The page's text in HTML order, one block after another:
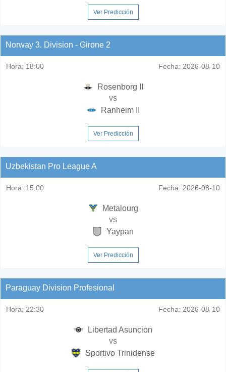
Ver Predicción
Norway 3. Division - Girone 2
Hora: 18:00 Fecha: 2026-08-10
Rosenborg II
vs
Ranheim II
Ver Predicción
Uzbekistan Pro League A
Hora: 15:00 Fecha: 2026-08-10
Metalourg
vs
Yaypan
Ver Predicción
Paraguay Division Profesional
Hora: 22:30 Fecha: 2026-08-10
Libertad Asuncion
vs
Sportivo Trinidense